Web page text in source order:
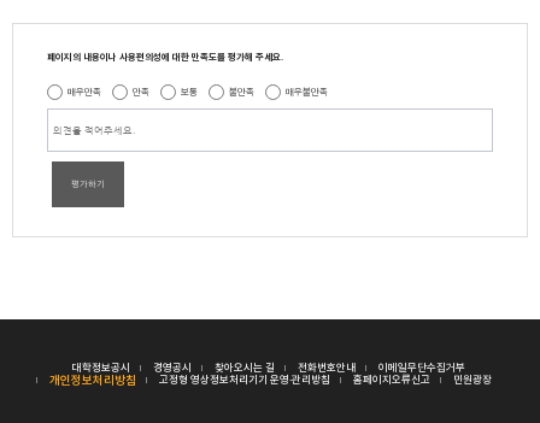
페이지의 내용이나 사용편의성에 대한 만족도를 평가해 주세요.
매우만족 만족 보통 불만족 매우불만족
평가하기
대학정보공시 경영공시 찾아오시는 길 전화번호안내 이메일무단수집거부
개인정보처리방침 고정형 영상정보처리기기 운영·관리방침 홈페이지오류신고 민원광장